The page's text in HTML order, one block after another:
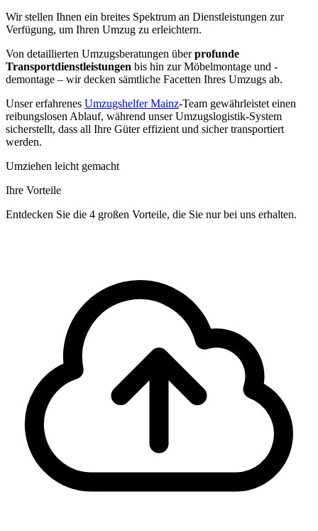
Wir stellen Ihnen ein breites Spektrum an Dienstleistungen zur
Verfügung, um Ihren Umzug zu erleichtern.
Von detaillierten Umzugsberatungen überprofunde
Transportdienstleistungen bis hin zur Möbelmontage und -
demontage – wir decken sämtliche Facetten Ihres Umzugs ab.
Unser erfahrenes Umzugshelfer Mainz-Team gewährleistet einen
reibungslosen Ablauf, während unser Umzugslogistik-System
sicherstellt, dass all Ihre Güter effizient und sicher transportiert
werden.
Umziehen leicht gemacht
Ihre Vorteile
Entdecken Sie die 4 großen Vorteile, die Sie nur bei uns erhalten.